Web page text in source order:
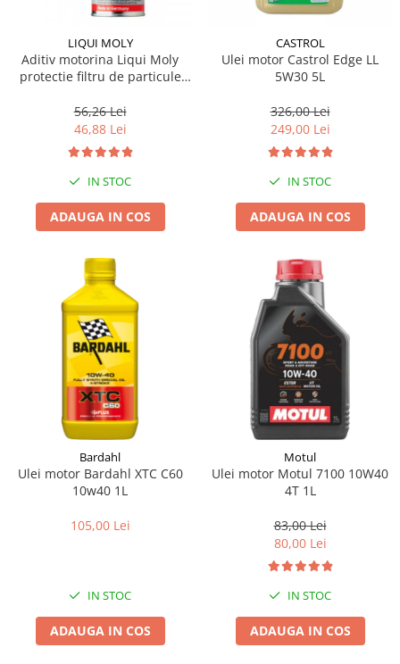
LIQUI MOLY
Aditiv motorina Liqui Moly
protectie filtru de particule
56,26 Lei
46,88 Lei
IN STOC
ADAUGA IN COS
CASTROL
Ulei motor Castrol Edge LL
5W30 5L
326,00 Lei
249,00 Lei
IN STOC
ADAUGA IN COS
Bardahl
Ulei motor Bardahl XTC C60
10w40 1L
105,00 Lei
IN STOC
ADAUGA IN COS
Motul
Ulei motor Motul 7100 10W40
4T 1L
83,00 Lei
80,00 Lei
IN STOC
ADAUGA IN COS